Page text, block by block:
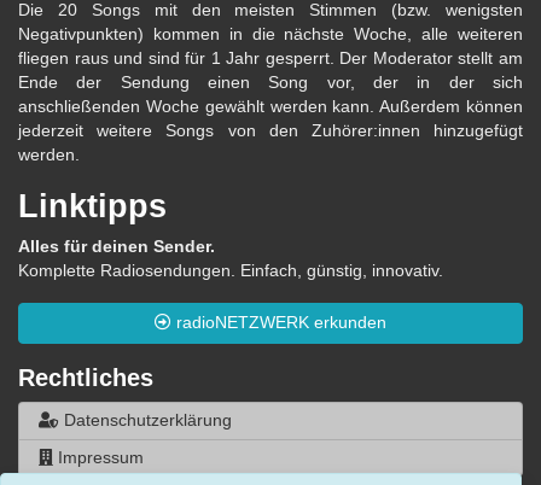
Die 20 Songs mit den meisten Stimmen (bzw. wenigsten
Negativpunkten) kommen in die nächste Woche, alle weiteren
fliegen raus und sind für 1 Jahr gesperrt. Der Moderator stellt am
Ende der Sendung einen Song vor, der in der sich
anschließenden Woche gewählt werden kann. Außerdem können
jederzeit weitere Songs von den Zuhörer:innen hinzugefügt
werden.
Linktipps
Alles für deinen Sender.
Komplette Radiosendungen. Einfach, günstig, innovativ.
radioNETZWERK erkunden
Rechtliches
Datenschutzerklärung
Impressum